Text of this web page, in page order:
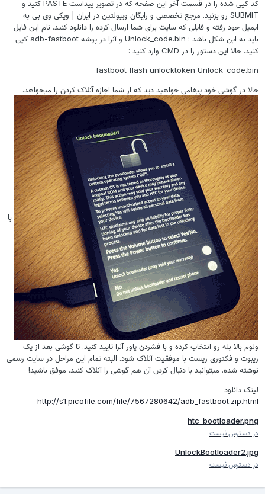
کد کپی شده را در قسمت آخر این صفحه که در تصویر پیداست PASTE کنید و
SUBMIT رو بزنید. مرجع تخصصی و رایگان ویبولتین در ایران | ویکی وی بی به
ایمیل خود رفته و فایلی که سایت برای شما ارسال کرده را دانلود کنید. نام این فایل
باید به این شکل باشد : Unlock_code.bin و آنرا در پوشه adb-fastboot کپی
کنید. حالا این دستور را در CMD وارد کنید :
fastboot flash unlocktoken Unlock_code.bin
حالا در گوشی خود پیغامی خواهید دید که از شما اجازه آنلاک کردن را میخواهد.
با
ولوم بالا بله رو انتخاب کرده و با فشردن پاور آنرا تایید کنید. تا گوشی بعد از یک
ریبوت و فکتوری ریست با موفقیت آنلاک شود. البته تمام این مراحل در سایت رسمی
نوشته شده. میتوانید با دنبال کردن آن هم گوشی را آنلاک کنید. موفق باشید!
لینک دانلود
http://s1.picofile.com/file/7567280642/adb_fastboot.zip.html
htc_bootloader.png
در دسترس نیست
UnlockBootloader2.jpg
در دسترس نیست